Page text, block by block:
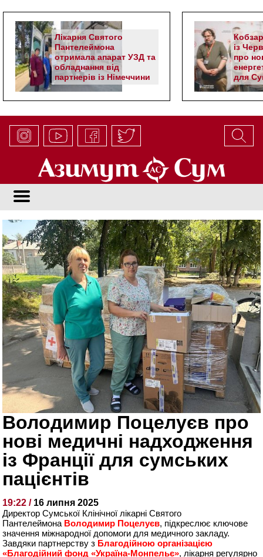
Лікарня Святого
Пантелеймона
отримала апарат УЗД та
обладнання від
партнерів із Німеччини
із
про
для
Володимир Поцелуєв про
нові медичні надходження
із Франції для сумських
пацієнтів
19:22 / 16 липня 2025
Директор Сумської Клінічної лікарні Святого
Пантелеймона Володимир Поцелуєв, підкреслює ключове
значення міжнародної допомоги для медичного закладу.
Завдяки партнерству з Благодійною організацією
«Благодійний фонд «Україна-Монпельє», лікарня регулярно